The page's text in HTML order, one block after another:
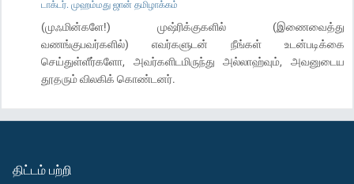
டாக்டர். முஹம்மது ஜான் தமிழாக்கம்
(முஃமின்களே!) முஷ்ரிக்குகளில் (இணைவைத்து
வணங்குபவர்களில்) எவர்களுடன் நீங்கள் உடன்படிக்கை
செய்துள்ளீர்களோ, அவர்களிடமிருந்து அல்லாஹ்வும், அவனுடைய
தூதரும் விலகிக் கொண்டனர்.
திட்டம் பற்றி